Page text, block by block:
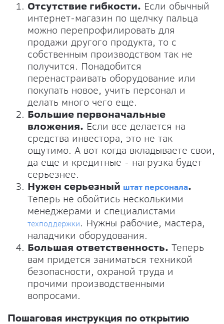
Отсутствие гибкости. Если обычный
интернет-магазин по щелчку пальца
можно перепрофилировать для
продажи другого продукта, то с
собственным производством так не
получится. Понадобится
перенастраивать оборудование или
покупать новое, учить персонал и
делать много чего еще.
Большие первоначальные
вложения. Если все делается на
средства инвестора, это не так
ощутимо. А вот когда вкладываете свои,
да еще и кредитные - нагрузка будет
серьезнее.
Нужен серьезный штат персонала.
Теперь не обойтись несколькими
менеджерами и специалистами
техподдержки. Нужны рабочие, мастера,
наладчики оборудования.
Большая ответственность. Теперь
вам придется заниматься техникой
безопасности, охраной труда и
прочими производственными
вопросами.
Пошаговая инструкция по открытию